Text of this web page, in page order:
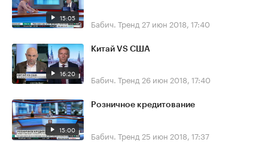
15:05 Бабич. Тренд 27 июн 2018, 17:40
16:20
Китай VS США
Бабич. Тренд 26 июн 2018, 17:40
15:00
Розничное кредитование
Бабич. Тренд 25 июн 2018, 17:37